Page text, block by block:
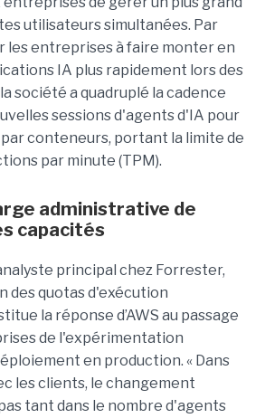
utilisateurs simultanées. Par
les entreprises à faire monter en
IA plus rapidement lors des
société a quadruplé la cadence
sessions d'agents d'IA pour
conteneurs, portant la limite de
par minute (TPM).
administrative de
capacités
principal chez Forrester,
des quotas d'exécution
la réponse d’AWS au passage
de l'expérimentation
en production. « Dans
les clients, le changement
tant dans le nombre d'agents